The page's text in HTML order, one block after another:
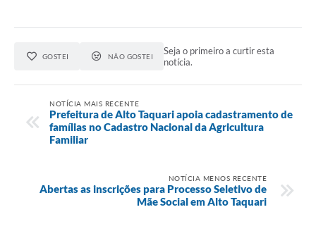
GOSTEI NÃO GOSTEI
Seja o primeiro a curtir esta
notícia.
NOTÍCIA MAIS RECENTE
Prefeitura de Alto Taquari apoia cadastramento de
famílias no Cadastro Nacional da Agricultura
Familiar
NOTÍCIA MENOS RECENTE
Abertas as inscrições para Processo Seletivo de
Mãe Social em Alto Taquari